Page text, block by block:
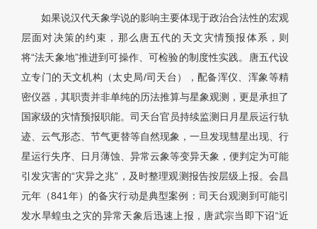
如果说汉代天象学说的影响主要体现于政治合法性的宏观
层面对决策的约束，那么唐五代的天文灾情预报体系，则
将“法天象地”推进到可操作、可检验的制度性实践。唐五代设
立专门的天文机构（太史局/司天台），配备浑仪、浑象等精
密仪器，其职责并非单纯的历法推算与星象观测，更是承担了
国家级的灾情预报职能。司天台官员持续监测日月星辰运行轨
迹、云气形态、节气更替等自然现象，一旦发现彗星出现、行
星运行失序、日月薄蚀、异常云象等变异天象，便判定为可能
引发灾害的“灾异之兆”，及时整理观测报告按层级上报。会昌
元年（841年）的备灾行动是典型案例：司天台观测到可能引
发水旱蝗虫之灾的异常天象后迅速上报，唐武宗当即下诏“近